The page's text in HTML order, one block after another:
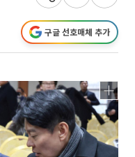
구글 선호매체 추가